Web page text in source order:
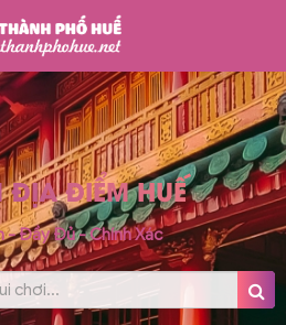
ĐỊA ĐIỂM HUẾ
- Đầy Đủ - Chính Xác